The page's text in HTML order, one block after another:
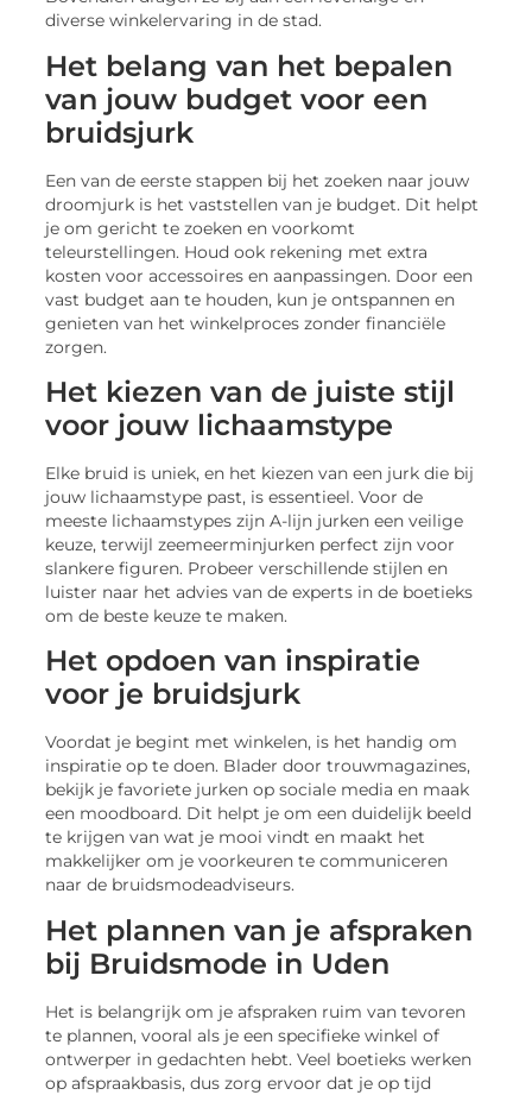
diverse winkelervaring in de stad.
Het belang van het bepalen
van jouw budget voor een
bruidsjurk
Een van de eerste stappen bij het zoeken naar jouw
droomjurk is het vaststellen van je budget. Dit helpt
je om gericht te zoeken en voorkomt
teleurstellingen. Houd ook rekening met extra
kosten voor accessoires en aanpassingen. Door een
vast budget aan te houden, kun je ontspannen en
genieten van het winkelproces zonder financiële
zorgen.
Het kiezen van de juiste stijl
voor jouw lichaamstype
Elke bruid is uniek, en het kiezen van een jurk die bij
jouw lichaamstype past, is essentieel. Voor de
meeste lichaamstypes zijn A-lijn jurken een veilige
keuze, terwijl zeemeerminjurken perfect zijn voor
slankere figuren. Probeer verschillende stijlen en
luister naar het advies van de experts in de boetieks
om de beste keuze te maken.
Het opdoen van inspiratie
voor je bruidsjurk
Voordat je begint met winkelen, is het handig om
inspiratie op te doen. Blader door trouwmagazines,
bekijk je favoriete jurken op sociale media en maak
een moodboard. Dit helpt je om een duidelijk beeld
te krijgen van wat je mooi vindt en maakt het
makkelijker om je voorkeuren te communiceren
naar de bruidsmodeadviseurs.
Het plannen van je afspraken
bij Bruidsmode in Uden
Het is belangrijk om je afspraken ruim van tevoren
te plannen, vooral als je een specifieke winkel of
ontwerper in gedachten hebt. Veel boetieks werken
op afspraakbasis, dus zorg ervoor dat je op tijd